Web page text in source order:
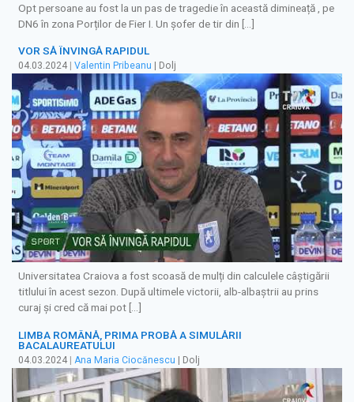
Opt persoane au fost la un pas de tragedie în această dimineață , pe
DN6 în zona Porților de Fier I. Un șofer de tir din […]
VOR SĂ ÎNVINGĂ RAPIDUL
04.03.2024 Valentin Pribeanu | Dolj
Universitatea Craiova a fost scoasă de mulți din calculele câștigării
titlului în acest sezon. După ultimele victorii, alb-albaștrii au prins
curaj și cred că mai pot […]
LIMBA ROMÂNĂ, PRIMA PROBĂ A SIMULĂRII
BACALAUREATULUI
04.03.2024 | Ana Maria Ciocănescu | Dolj